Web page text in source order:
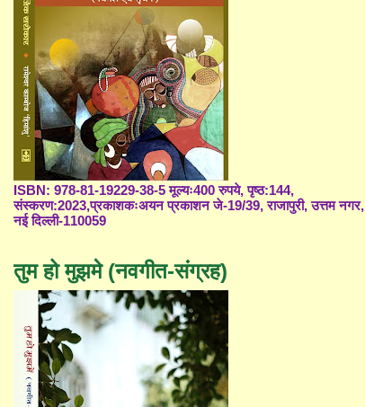
ISBN: 978-81-19229-38-5 मूल्यः400 रुपये, पृष्ठ:144,
संस्करण:2023,प्रकाशकःअयन प्रकाशन जे-19/39, राजापुरी, उत्तम नगर,
नई दिल्ली-110059
तुम हो मुझमे (नवगीत-संग्रह)